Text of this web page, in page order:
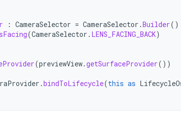
: CameraSelector = CameraSelector .Builder()
(CameraSelector . LENS_FACING_BACK)
(previewView.getSurfaceProvider())
.bindToLifecycle(this as